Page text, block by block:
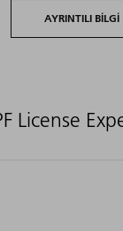
AYRINTILI BILGI
License